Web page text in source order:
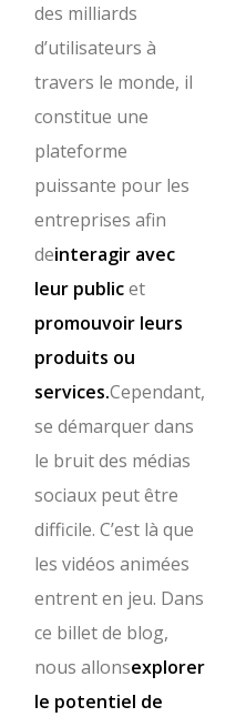
des milliards
d’utilisateurs à
travers le monde, il
constitue une
plateforme
puissante pour les
entreprises afin
deinteragir avec
leur publicet
promouvoir leurs
produits ou
services.Cependant,
se démarquer dans
le bruit des médias
sociaux peut être
difficile. C’est là que
les vidéos animées
entrent en jeu. Dans
ce billet de blog,
nous allonsexplorer
le potentiel de